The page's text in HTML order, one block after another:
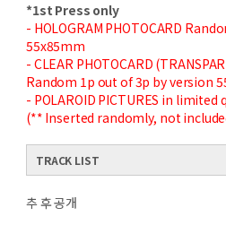
*1st Press only
- HOLOGRAM PHOTOCARD
55x85mm
- CLEAR PHOTOCARD
Random 1p out of 3p by version
- POLAROID PICTURES in limited
(** Inserted randomly, not
TRACK LIST
추 후 공개